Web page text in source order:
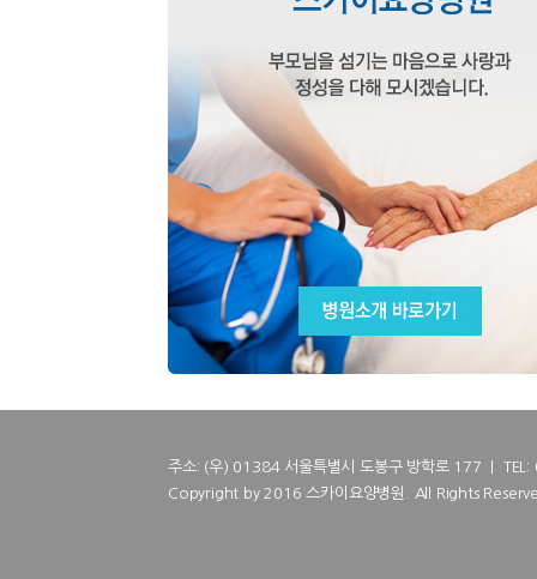
주소: (우) 01384 서울특별시 도봉구 방학로 177 |
Copyright by 2016 스카이요양병원. All Rights